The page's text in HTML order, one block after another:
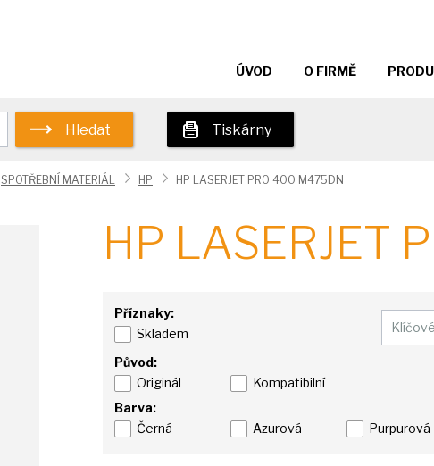
ÚVOD O FIRMĚ
Hledat Tiskárny
SPOTŘEBNÍ MATERIÁL HP HP LASERJET PRO 400 M475DN
HP LASERJET
Příznaky:
Skladem
Původ:
Originál
Kompatibilní
Barva:
Černá
Azurová Purpurová